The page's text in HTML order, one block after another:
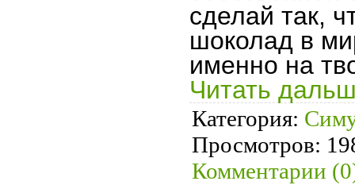
сделай так,
шоколад в
именно на
Читать
Категория:
Просмотров:
Комментарии